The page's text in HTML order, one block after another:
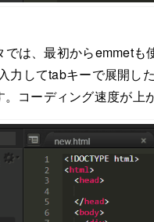
では、最初からemmet
力してtabキーで展開した
コーディング速度が上